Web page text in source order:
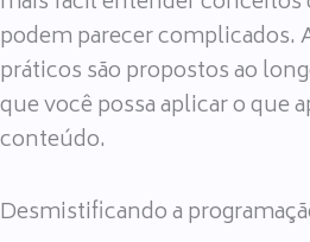
podem parecer complicados.
práticos são propostos ao
que você possa aplicar o que
conteúdo.
Desmistificando a